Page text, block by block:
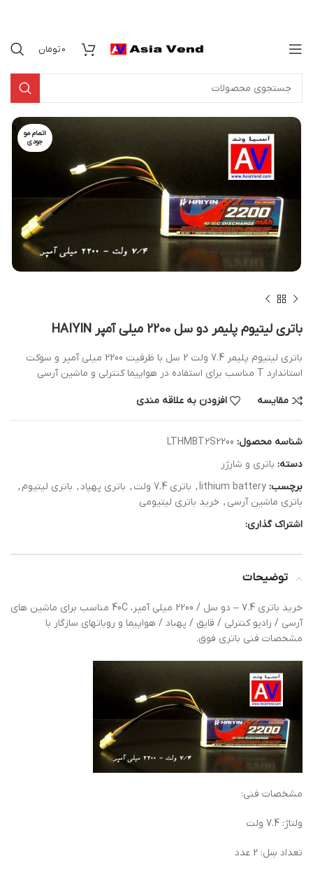
0تومان
اتمام مو
جودی
باتری لیتیوم پلیمر دو سل 2200 میلی آمپر HAIYIN
باتری لیتیوم پلیمر 7.4 ولت 2 سل با ظرفیت 2200 میلی آمپر و سوکت
استاندارد T مناسب برای استفاده در هواپیما کنترلی و ماشین آرسی
مقایسه افزودن به علاقه مندی
شناسه محصول: LTHMBT2S2200
دسته: باتری و شارژر
برچسب: lithium battery
, باتری 7.4 ولت , باتری پهپاد, باتری لیتیوم ,
باتری ماشین آرسی , خرید باتری لیتیومی
اشتراک گذاری:
توضیحات
خرید باتری 7.4 – دو سل / 2200 میلی آمپر، 40C مناسب برای ماشین های
آرسی / رادیو کنترلی / قایق / پهباد / هواپیما و روباتهای سازگار با
مشخصات فنی باتری فوق.
مشخصات فنی:
ولتاژ: 7.4 ولت
تعداد سِل: 2 عدد